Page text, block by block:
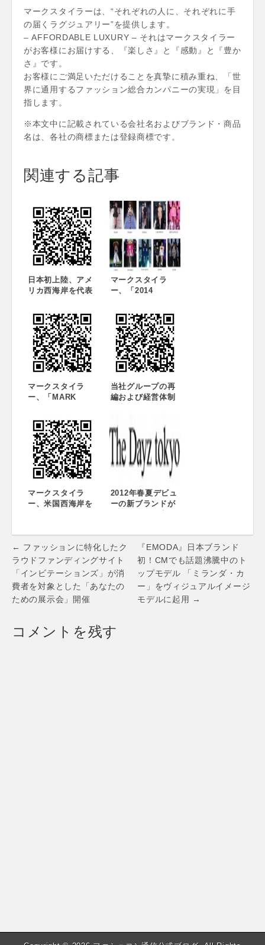
マークスタイラーは、“それぞれの人に、それぞれに手
の届くラグジュアリー”を提供します。
– AFFORDABLE LUXURY – それはマークスタイラー
がお客様にお届けする、『楽しさ』と『感動』と『豊か
さ』です。
お客様にご満足いただけることを真摯に積み重ね、「世
界に通用するファッション総合カンパニーの実現」を目
指します。
※本文中に記載されている会社名およびブランド・商品
名は、各社の商標または登録商標です。
関連する記事
日本初上陸、アメ
リカ西海岸を代表
モール「Fred
Segal」1号店が
2015年春、代官山
にオープン決定
マークスタイラ
ー、「2014
R Collection
touchMe」を開催
マークスタイラ
ー、「MARK
2012」を開催～全
国からスタッフ370
名がノミネート、
最優秀販売員賞な
どの受賞者を表彰
～
当社グループの再
編および経営体制
マークスタイラ
ー、米国西海岸を
Segal(フレッド シ
ーガル)」の商標マ
スターライセンス
権および独占輸入
販売権に関する契
約を締結
2012年春夏デビュ
ーの新ブランドが
ラー、「The Dayz
tokyo」初の店舗が
渋谷・新宿に誕
生！
Post
navigation
← ファッションに特化したク
ラウドファンディングサイト
「インビテーションズ」が消
費者を対象とした「あなたの
ための展示会」開催
『EMODA』日本ブランド
初！CMでも話題沸騰中のト
ップモデル 「ミランダ・カ
ー」をヴィジュアルイメージ
モデルに起用 →
コメントを残す